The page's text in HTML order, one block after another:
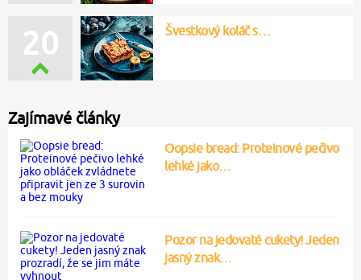
20 Švestkový koláč s…
Zajímavé články
Oopsie bread: Proteinové pečivo
lehké jako…
Pozor na jedovaté cukety! Jeden
jasný znak…